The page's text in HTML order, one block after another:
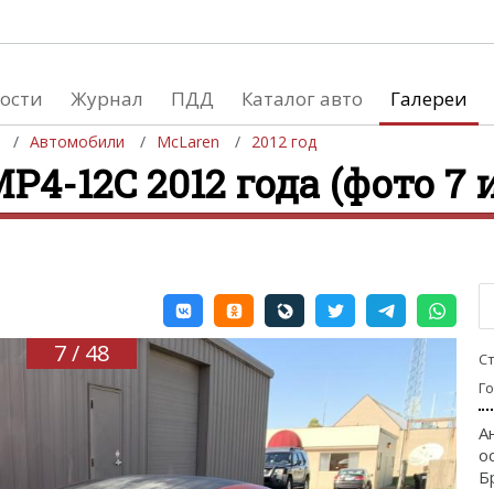
Журнал ПДД Каталог авто Галереи
Автомобили McLaren 2012 год
12C 2012 года (фото 7
и автомобили
и мото
Автосалоны
Список мировых автосалонов
7 / 48